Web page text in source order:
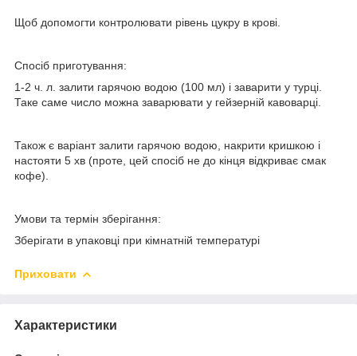
Щоб допомогти контролювати рівень цукру в крові.
Спосіб приготування:
1-2 ч. л. залити гарячою водою (100 мл) і заварити у турці.
Таке саме число можна заварювати у гейзерній кавоварці.
Також є варіант залити гарячою водою, накрити кришкою і
настояти 5 хв (проте, цей спосіб не до кінця відкриває смак
кофе).
Умови та термін зберігання:
Зберігати в упаковці при кімнатній температурі
Приховати
Характеристики